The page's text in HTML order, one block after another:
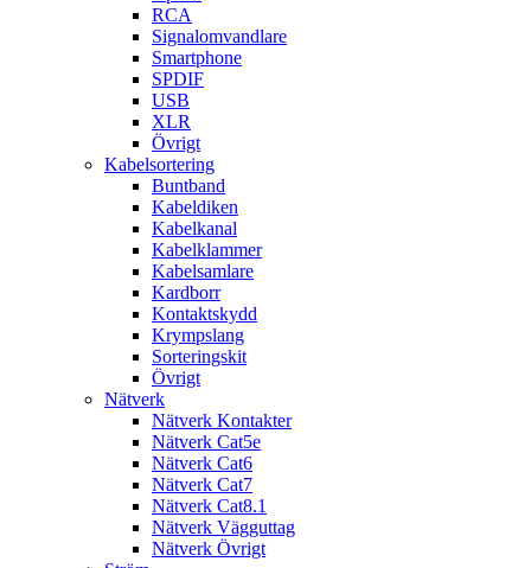
RCA
Signalomvandlare
Smartphone
SPDIF
USB
XLR
Övrigt
Kabelsortering
Buntband
Kabeldiken
Kabelkanal
Kabelklammer
Kabelsamlare
Kardborr
Kontaktskydd
Krympslang
Sorteringskit
Övrigt
Nätverk
Nätverk Kontakter
Nätverk Cat5e
Nätverk Cat6
Nätverk Cat7
Nätverk Cat8.1
Nätverk Vägguttag
Nätverk Övrigt